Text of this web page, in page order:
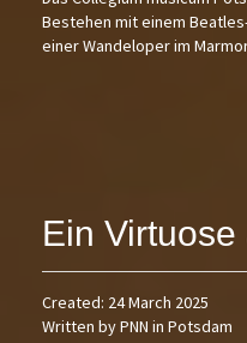
Bestehen mit einem
einer Wandeloper im
Ein
Created: 24 March 2025
Written by PNN in Potsdam